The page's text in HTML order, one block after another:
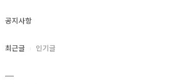
공지사항
최근글 인기글